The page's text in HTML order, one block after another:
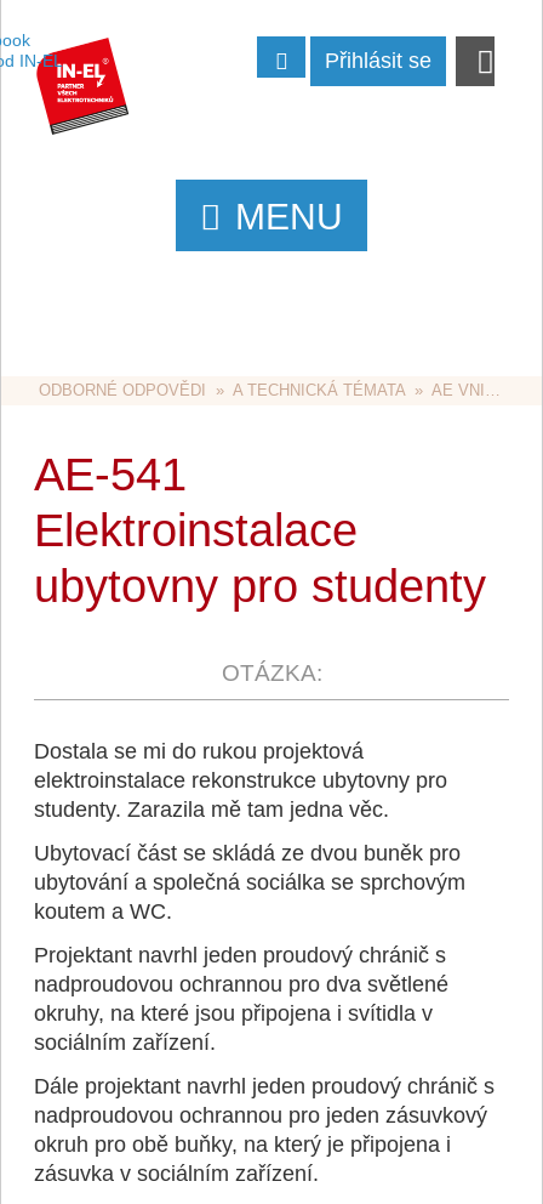
Přihlásit se
MENU
ODBORNÉ ODPOVĚDI
  »
A TECHNICKÁ TÉMATA
  »
AE VNITŘNÍ ROZVODY
AE-541
Elektroinstalace
ubytovny pro studenty
Dostala se mi do rukou projektová
elektroinstalace rekonstrukce ubytovny pro
studenty. Zarazila mě tam jedna věc.
Ubytovací část se skládá ze dvou buněk pro
ubytování a společná sociálka se sprchovým
koutem a WC.
Projektant navrhl jeden proudový chránič s
nadproudovou ochrannou pro dva světlené
okruhy, na které jsou připojena i svítidla v
sociálním zařízení.
Dále projektant navrhl jeden proudový chránič s
nadproudovou ochrannou pro jeden zásuvkový
okruh pro obě buňky, na který je připojena i
zásuvka v sociálním zařízení.